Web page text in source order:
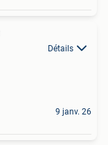
Détails
9 janv. 26